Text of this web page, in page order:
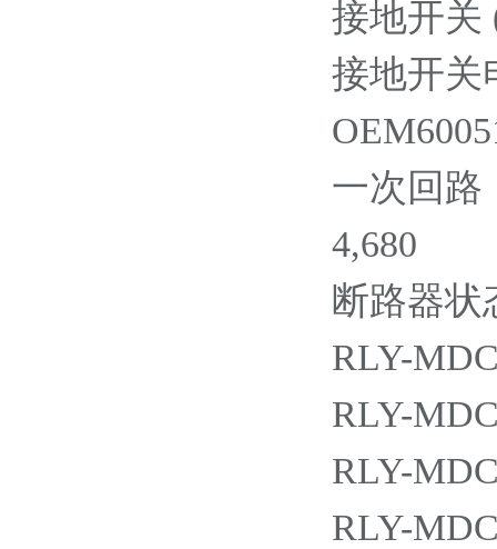
接地开关
接地开关
一次回路
4,680
断路器状
RLY-
RLY-
RLY-
RLY-